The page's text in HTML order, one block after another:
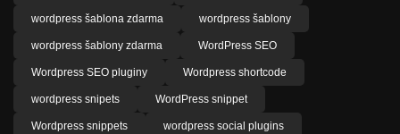
wordpress šablona zdarma wordpress šablony
wordpress šablony zdarma WordPress SEO
Wordpress SEO pluginy Wordpress shortcode
wordpress snipets WordPress snippet
Wordpress snippets wordpress social plugins